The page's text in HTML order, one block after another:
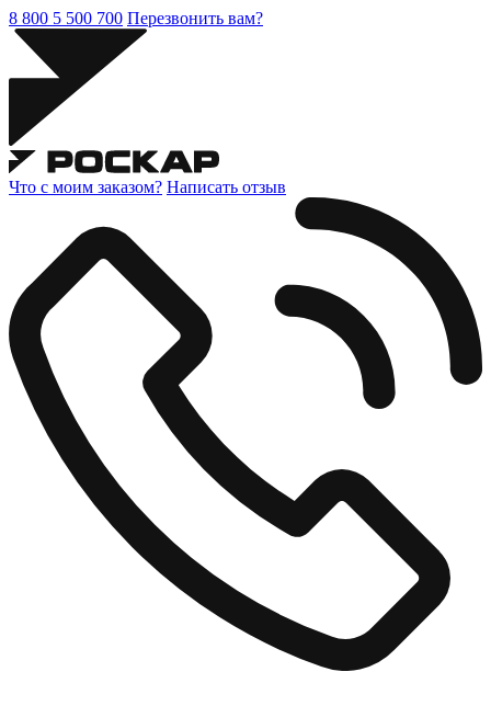
8 800 5 500 700 Перезвонить вам?
Что с моим заказом? Написать отзыв